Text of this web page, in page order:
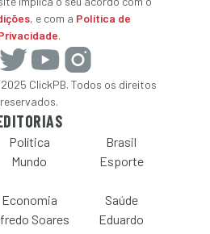
, e com a Política de
.
ClickPB. Todos os direitos
reservados.
Política
Brasil
Mundo Esporte
Economia
Saúde
Soares
Eduardo